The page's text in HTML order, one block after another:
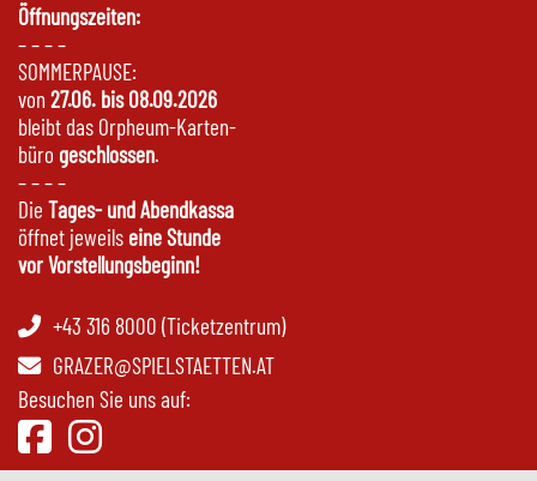
Öffnungszeiten:
– – – –
SOMMERPAUSE:
von 27.06. bis 08.09.2026
bleibt das Orpheum-Karten-
büro geschlossen.
– – – –
Die Tages- und Abendkassa
öffnet jeweils eine Stunde
vor Vorstellungsbeginn!
+43 316 8000 (Ticketzentrum)
GRAZER@SPIELSTAETTEN.AT
Besuchen Sie uns auf: